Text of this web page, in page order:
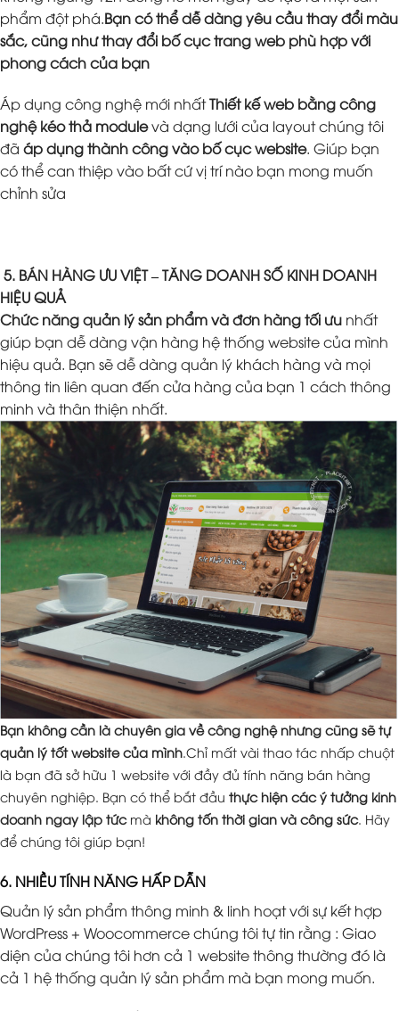
phẩm đột phá.Bạn có thể dễ dàng yêu cầu thay đổi màu
sắc, cũng như thay đổi bố cục trang web phù hợp với
phong cách của bạn
Áp dụng công nghệ mới nhấtThiết kế web bằng công
nghệ kéo thả modulevà dạng lưới của layout chúng tôi
đã áp dụng thành công vào bố cục website. Giúp bạn
có thể can thiệp vào bất cứ vị trí nào bạn mong muốn
chỉnh sửa
5. BÁN HÀNG ƯU VIỆT – TĂNG DOANH SỐ KINH DOANH
HIỆU QUẢ
Chức năng quản lý sản phẩm và đơn hàng tối ưu nhất
giúp bạn dễ dàng vận hàng hệ thống website của mình
hiệu quả. Bạn sẽ dễ dàng quản lý khách hàng và mọi
thông tin liên quan đến cửa hàng của bạn 1 cách thông
minh và thân thiện nhất.
Bạn không cần là chuyên gia về công nghệ nhưng cũng sẽ tự
quản lý tốt website của mình .Chỉ mất vài thao tác nhấp chuột
là bạn đã sở hữu 1 website với đầy đủ tính năng bán hàng
chuyên nghiệp. Bạn có thể bắt đầu thực hiện các ý tưởng kinh
doanh ngay lập tứcmà không tốn thời gian và công sức. Hãy
để chúng tôi giúp bạn!
6. NHIỀU TÍNH NĂNG HẤP DẪN
Quản lý sản phẩm thông minh & linh hoạt với sự kết hợp
WordPress + Woocommerce chúng tôi tự tin rằng : Giao
diện của chúng tôi hơn cả 1 website thông thường đó là
cả 1 hệ thống quản lý sản phẩm mà bạn mong muốn.